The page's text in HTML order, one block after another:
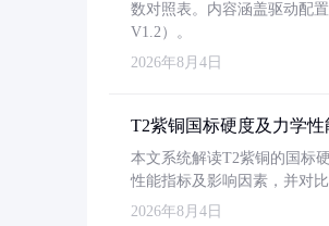
数对照表。内容涵盖驱动配
V1.2）。
2026年8月4日
T2紫铜国标硬度及力学性
本文系统解读T2紫铜的国标
性能指标及影响因素，并对
2026年8月4日